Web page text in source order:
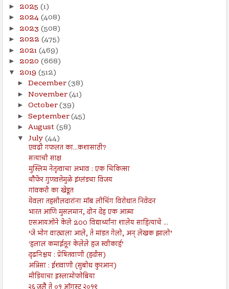
► 2025 (1)
► 2024(408)
► 2023 (508)
► 2022 (475)
► 2021(469)
► 2020 (668)
▼ 2019 (512)
► December(38)
► November(41)
► October(39)
► September(45)
► August(58)
▼ July(44)
एवढी गफलत का...कशासाठी?
सत्याची साक्ष
मुस्लिम नेतृत्वाचा अभाव : एक चिकित्सा
चौफेर गुणवत्तेमुळे इंग्लंडचा विजय
गांवकरी का खेडूत
येवला तहसीलदारांना मॉब लीचिंग विरोधात निवेदन
भारत आणि मुसलमान, दोन देह एक आत्मा
एसआयओने केले 200 विद्यार्थ्यांना शालेय साहित्याचे ...
‘जे भोग वाट्याला आले, ते मांडत गेलो, अन् लेखक झालो’
'हलाल कमाईतून केलेले हज स्वीकार्ह’
दृढनिश्चय : प्रेषितवाणी (हदीस)
अन्निसा : ईशवाणी (सुबोध कुरआन)
मीडियाचा इस्लामोफोबिया